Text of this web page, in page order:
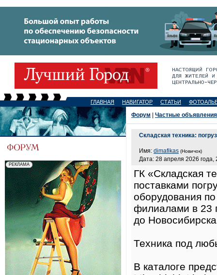
ГЛАВНАЯ НАВИГАТОР СТАТЬИ
Форум Частные объявления
Складская техника:
Имя: dimafikas (Новичок)
Дата: 28 апреля 2026 года,
ГК «Складская
поставками
оборудования
филиалами в 23
до
Техника под
В каталоге